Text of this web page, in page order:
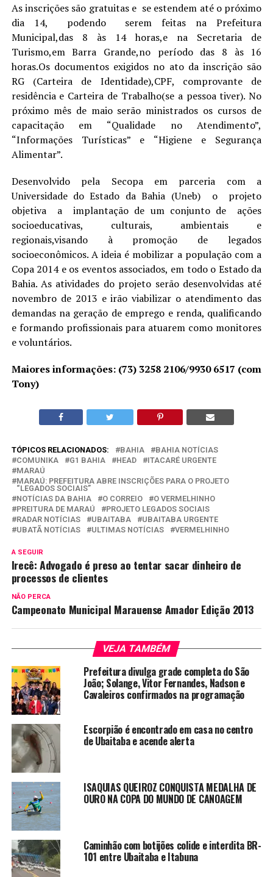
As inscrições são gratuitas e se estendem até o próximo
dia 14, podendo serem feitas na Prefeitura
Municipal,das 8 às 14 horas,e na Secretaria de
Turismo,em Barra Grande,no período das 8 às 16
horas.Os documentos exigidos no ato da inscrição são
RG (Carteira de Identidade),CPF, comprovante de
residência e Carteira de Trabalho(se a pessoa tiver). No
próximo mês de maio serão ministrados os cursos de
capacitação em “Qualidade no Atendimento”,
“Informações Turísticas” e “Higiene e Segurança
Alimentar”.
Desenvolvido pela Secopa em parceria com a
Universidade do Estado da Bahia (Uneb) o projeto
objetiva a implantação de um conjunto de ações
socioeducativas, culturais, ambientais e
regionais,visando à promoção de legados
socioeconômicos. A ideia é mobilizar a população com a
Copa 2014 e os eventos associados, em todo o Estado da
Bahia. As atividades do projeto serão desenvolvidas até
novembro de 2013 e irão viabilizar o atendimento das
demandas na geração de emprego e renda, qualificando
e formando profissionais para atuarem como monitores
e voluntários.
Maiores informações: (73) 3258 2106/9930 6517 (com
Tony)
TÓPICOS RELACIONADOS: BAHIA
BAHIA NOTÍCIAS
COMUNIKA
G1 BAHIA HEAD
ITACARÉ URGENTE
MARAÚ
MARAÚ: PREFEITURA ABRE INSCRIÇÕES PARA O PROJETO
“LEGADOS SOCIAIS”
NOTÍCIAS DA BAHIA
O CORREIO
O VERMELHINHO
PREITURA DE MARAÚ
PROJETO LEGADOS SOCIAIS
RADAR NOTÍCIAS
UBAITABA
UBAITABA URGENTE
UBATÃ NOTÍCIAS
ULTIMAS NOTÍCIAS VERMELHINHO
A SEGUIR
Irecê: Advogado é preso ao tentar sacar dinheiro de
processos de clientes
NÃO PERCA
Campeonato Municipal Marauense Amador Edição 2013
VEJA TAMBÉM
Prefeitura divulga grade completa do São
João; Solange, Vitor Fernandes, Nadson e
Cavaleiros confirmados na programação
Escorpião é encontrado em casa no centro
de Ubaitaba e acende alerta
ISAQUIAS QUEIROZ CONQUISTA MEDALHA DE
OURO NA COPA DO MUNDO DE CANOAGEM
Caminhão com botijões colide e interdita BR-
101 entre Ubaitaba e Itabuna